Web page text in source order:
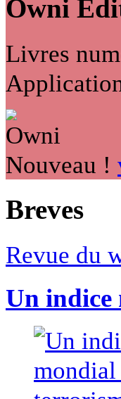
Owni
Livres
Nouveau !
Breves
Revue du
Un